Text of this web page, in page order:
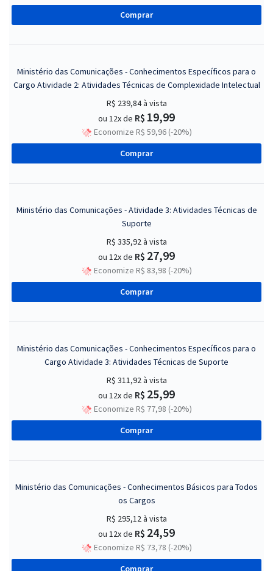
Comprar
Ministério das Comunicações - Conhecimentos Específicos para o
Cargo Atividade 2: Atividades Técnicas de Complexidade Intelectual
R$ 239,84à vista
ou 12x de R$ 19,99
Economize R$ 59,96 (-20%)
Comprar
Ministério das Comunicações - Atividade 3: Atividades Técnicas de
Suporte
R$ 335,92à vista
ou 12x de R$ 27,99
Economize R$ 83,98 (-20%)
Comprar
Ministério das Comunicações - Conhecimentos Específicos para o
Cargo Atividade 3: Atividades Técnicas de Suporte
R$ 311,92à vista
ou 12x de R$ 25,99
Economize R$ 77,98 (-20%)
Comprar
Ministério das Comunicações - Conhecimentos Básicos para Todos
os Cargos
R$ 295,12à vista
ou 12x de R$ 24,59
Economize R$ 73,78 (-20%)
Comprar